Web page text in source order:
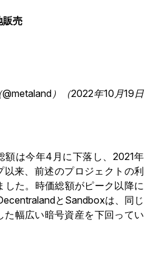
販売
）（2022年10月19日
額は今年4月に下落し、2021年
以来、前述のプロジェクトの利
した。時価総額がピーク以降に
とSandboxは、同じ
幅広い暗号資産を下回ってい